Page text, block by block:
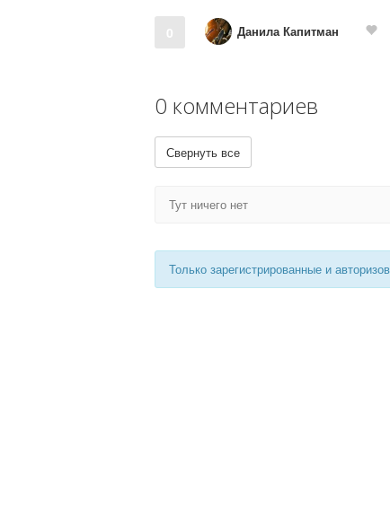
0 Данила Капитман
0 комментариев
Свернуть все
Тут ничего нет
Только зарегистрированные и